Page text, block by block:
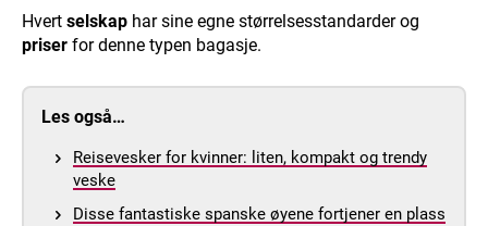
Hvert selskap har sine egne størrelsesstandarder og
priser for denne typen bagasje.
Les også…
Reisevesker for kvinner: liten, kompakt og trendy
veske
Disse fantastiske spanske øyene fortjener en plass